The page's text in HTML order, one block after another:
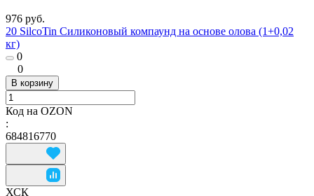
976 руб.
20 SilcoTin Силиконовый компаунд на основе олова (1+0,02
кг)
0
0
В корзину
Код на OZON
:
684816770
ХСК